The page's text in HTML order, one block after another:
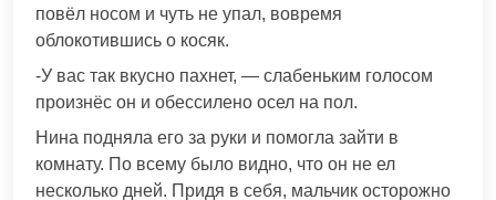
повёл носом и чуть не упал, вовремя
облокотившись о косяк.
-У вас так вкусно пахнет, — слабеньким голосом
произнёс он и обессилено осел на пол.
Нина подняла его за руки и помогла зайти в
комнату. По всему было видно, что он не ел
несколько дней. Придя в себя, мальчик осторожно